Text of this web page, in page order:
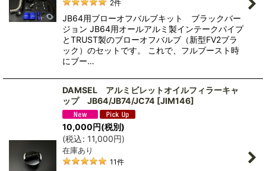
2件
JB64用ブローオフバルブキット ブラックバー
ジョン JB64用オールアルミ製インテークパイプ
とTRUST製のブローオフバルブ（新型FV2ブラ
ック）のセットです。 これで、フルブースト時
にブー…
DAMSEL アルミビレットオイルフィラーキャ
ップ JB64/JB74/JC74 [JIM146]
10,000円(税別)
(税込: 11,000円)
在庫あり
11件